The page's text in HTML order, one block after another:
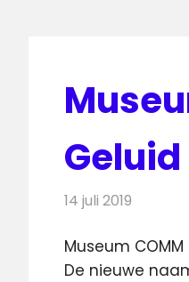
Geluid
14 juli 2019
Museum
De nieuwe